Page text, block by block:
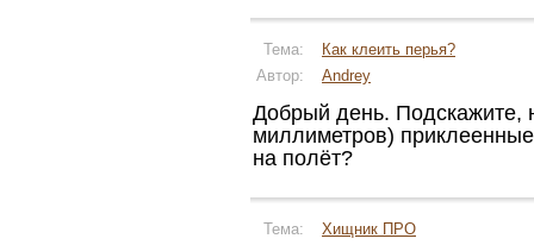
Тема:
Как клеить перья?
Автор:
Andrey
Добрый день. Подскажите,
миллиметров)
на полёт?
Тема:
Хищник ПРО